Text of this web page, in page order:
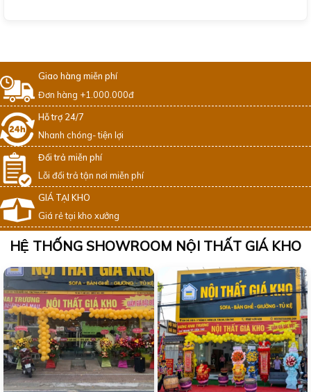
Giao hàng miễn phí
Đơn hàng +1.000.000đ
Hỗ trợ 24/7
Nhanh chóng- tiện lợi
Đổi trả miễn phí
Lỗi đổi trả tận nơi miễn phí
GIÁ TẠI KHO
Giá rẻ tại kho xưởng
HỆ THỐNG SHOWROOM NỘI THẤT GIÁ KHO